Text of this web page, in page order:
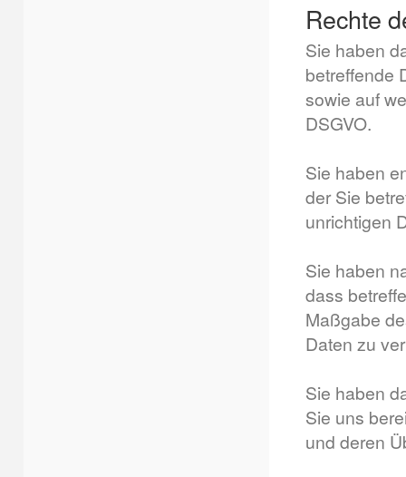
Rechte
Sie haben
betreffende
sowie auf
DSGVO.
Sie haben
der Sie
unrichtigen
Sie haben
dass
Maßgabe
Daten zu
Sie haben
Sie uns
und deren